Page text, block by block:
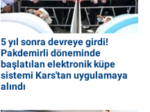
5 yıl sonra devreye girdi!
Pakdemirli döneminde
başlatılan elektronik küpe
sistemi Kars'tan uygulamaya
alındı